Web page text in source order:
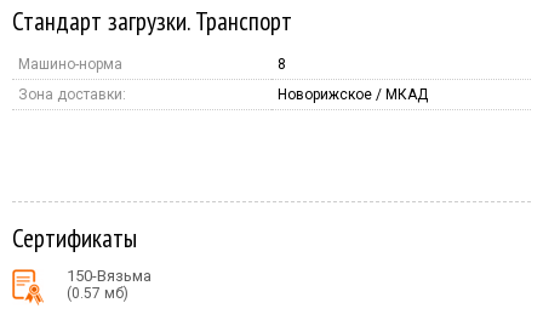
Стандарт загрузки. Транспорт
Машино-норма
8
Зона доставки:
Новорижское / МКАД
Сертификаты
150-Вязьма
(0.57 мб)